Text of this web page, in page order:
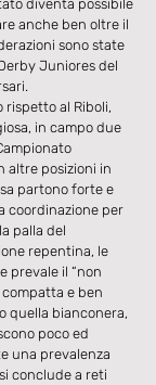
diventa possibile
anche ben oltre il
sono state
Juniores del
al Riboli,
in campo due
altre posizioni in
partono forte e
coordinazione per
palla del
repentina, le
prevale il “non
e ben
quella bianconera,
poco ed
una prevalenza
conclude a reti